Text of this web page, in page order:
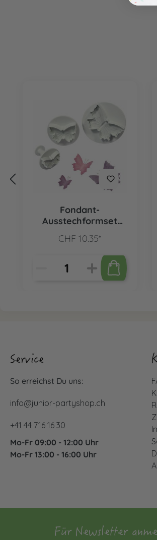
Fondant-
Ausstechformset
teilig
CHF 10.35*
Service
So erreichst Du uns:
info@junior-partyshop.ch
+41 44 716 16 30
Mo-Fr 09:00 - 12:00 Uhr
Mo-Fr 13:00 - 16:00 Uhr
Für Newsletter